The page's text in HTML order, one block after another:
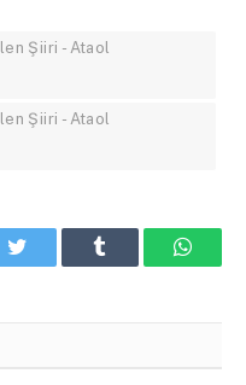
Şiiri - Ataol
Şiiri - Ataol
Twitter